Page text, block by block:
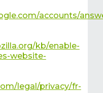
accounts/
kb/enable-
website-
legal/privacy/fr-